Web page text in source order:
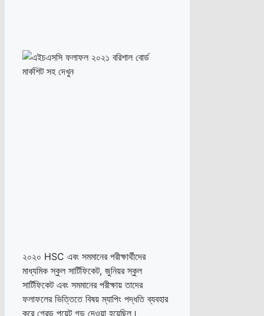
২০২০ HSC এবং সমমানের পরীক্ষার্থীদের
মাধ্যমিক স্কুল সার্টিফিকেট, জুনিয়র স্কুল
সার্টিফিকেট এবং সমমানের পরীক্ষায় তাদের
ফলাফলের ভিত্তিতে বিষয় ম্যাপিং পদ্ধতি ব্যবহার
করে গ্রেড পয়েন্ট গড় দেওয়া হয়েছিল।